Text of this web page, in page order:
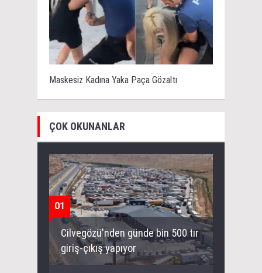
Maskesiz Kadına Yaka Paça Gözaltı
ÇOK OKUNANLAR
01
Cilvegözü'nden günde bin 500 tır
giriş-çıkış yapıyor